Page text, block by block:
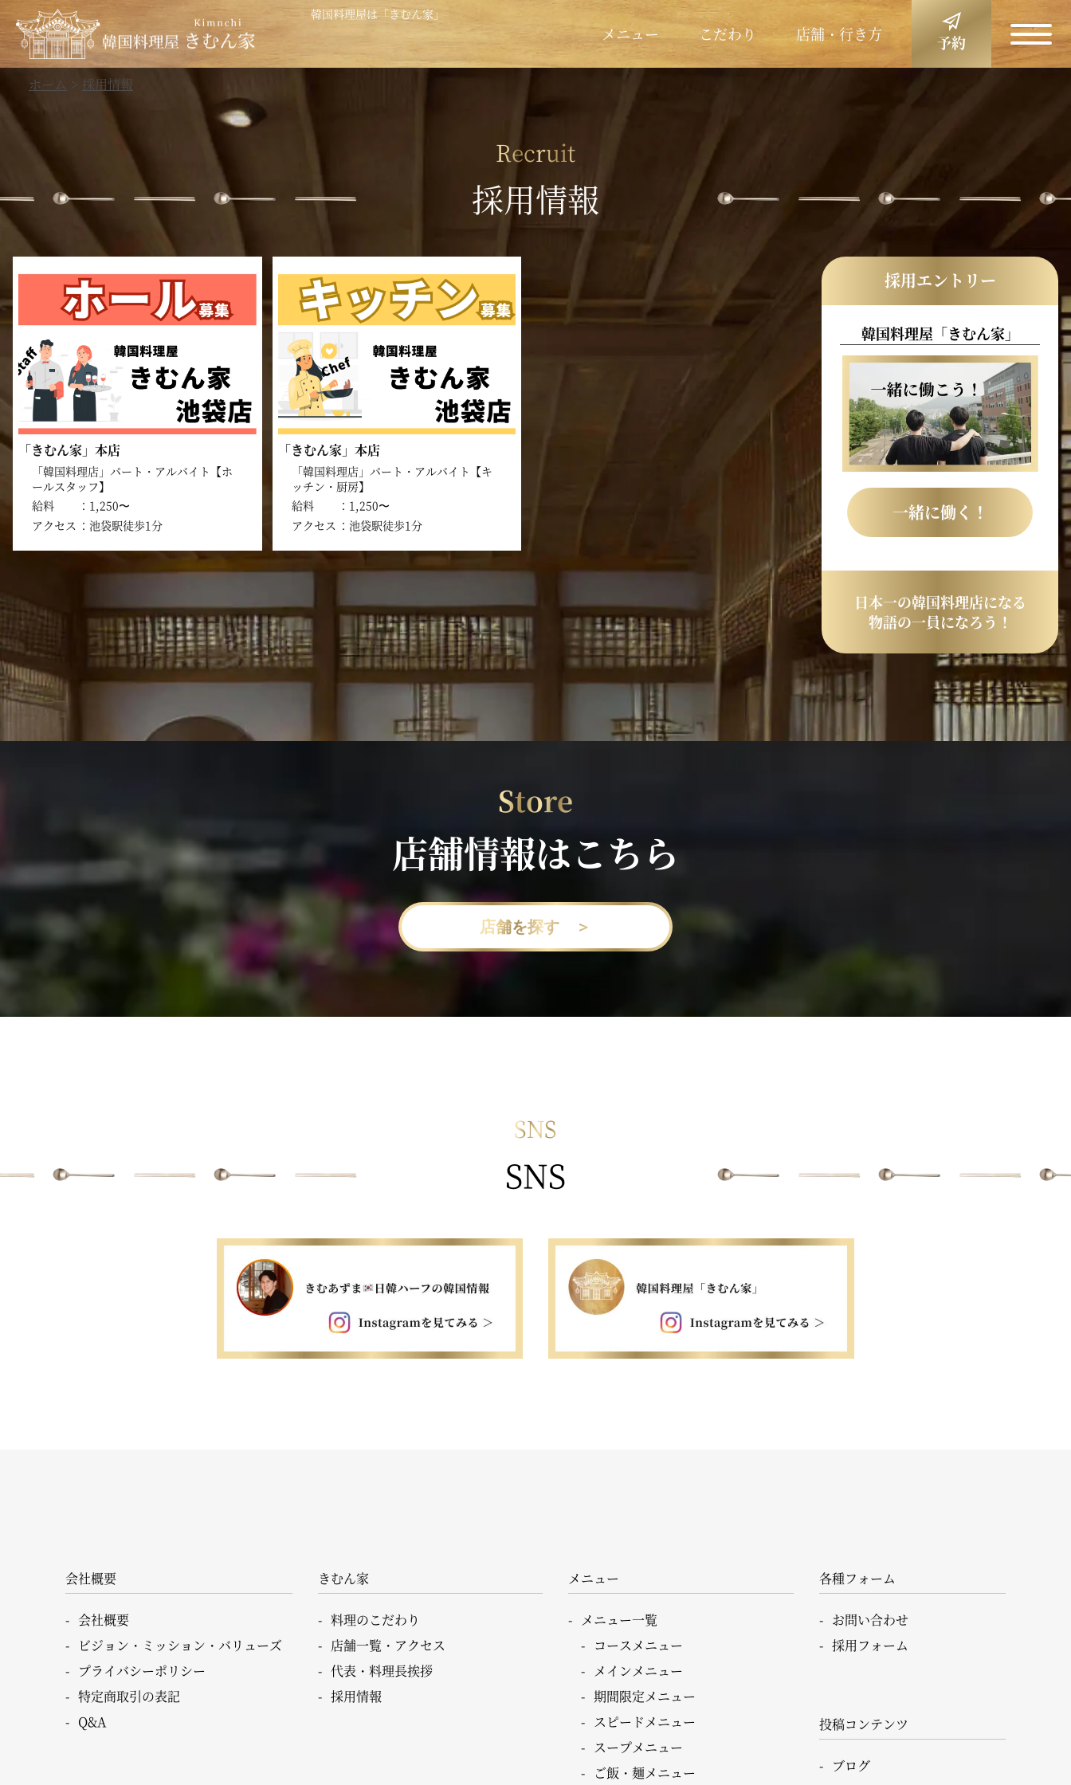
韓国料理屋は「きむん家」
メニュー こだわり 店舗・行き方 予約
ホーム 採用情報
Recruit
採用情報
「きむん家」本店
「韓国料理店」パート・アルバイト【ホ
ールスタッフ】
給料
1,250〜
アクセス
池袋駅徒歩1分
「きむん家」本店
「韓国料理店」パート・アルバイト【キ
ッチン・厨房】
給料
1,250〜
アクセス
池袋駅徒歩1分
採用エントリー
韓国料理屋「きむん家」
一緒に働く！
日本一の韓国料理店になる
物語の一員になろう！
Store
店舗情報はこちら
店舗を探す ＞
SNS
SNS
会社概要
会社概要
ビジョン・ミッション・バリューズ
プライバシーポリシー
特定商取引の表記
Q&A
きむん家
料理のこだわり
店舗一覧・アクセス
代表・料理長挨拶
採用情報
メニュー
メニュー一覧
コースメニュー
メインメニュー
期間限定メニュー
スピードメニュー
スープメニュー
ご飯・麺メニュー
各種フォーム
お問い合わせ
採用フォーム
投稿コンテンツ
ブログ